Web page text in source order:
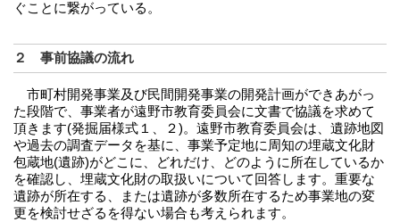
ぐことに繋がっている。
２ 事前協議の流れ
市町村開発事業及び民間開発事業の開発計画ができあがっ
た段階で、事業者が遠野市教育委員会に文書で協議を求めて
頂きます(発掘届様式１、２)。遠野市教育委員会は、遺跡地図
や過去の調査データを基に、事業予定地に周知の埋蔵文化財
包蔵地(遺跡)がどこに、どれだけ、どのように所在しているか
を確認し、埋蔵文化財の取扱いについて回答します。重要な
遺跡が所在する、または遺跡が多数所在するため事業地の変
更を検討せざるを得ない場合も考えられます。